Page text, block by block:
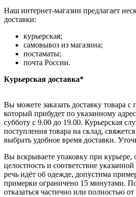
Наш интернет-магазин предлагает
доставки:
курьерская;
самовывоз из магазина;
постаматы;
почта России.
Курьерская доставка*
Вы можете заказать доставку товара
который прибудет по указанному
субботу с 9.00 до 19.00. Курьерская
поступления товара на склад,
выбрать удобное время доставки.
Вы вскрываете упаковку при курьере,
целостность и соответствие
речь идёт об одежде, допустима
примерки ограничено 15 минутами.
отказаться частично или полностью